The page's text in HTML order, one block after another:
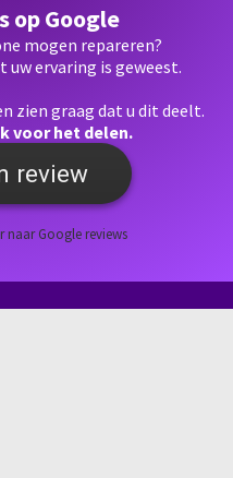
op Google
mogen repareren?
uw ervaring is geweest.
zien graag dat u dit deelt.
voor het delen.
review
naar Google reviews